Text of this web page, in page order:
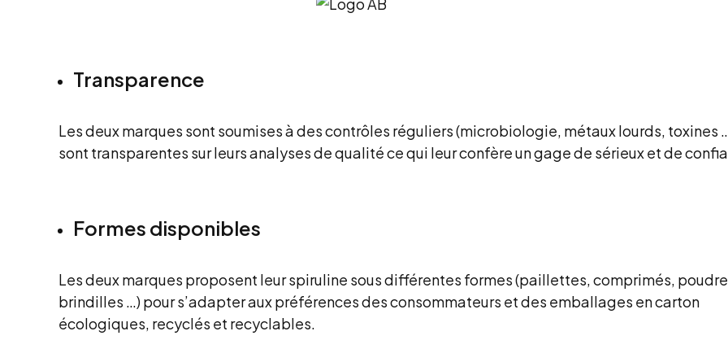
Transparence
Les deux marques sont soumises à des contrôles réguliers (microbiologie, métaux lourds, toxines
sont transparentes sur leurs analyses de qualité ce qui leur confère un gage de sérieux et de
Formes disponibles
Les deux marques proposent leur spiruline sous différentes formes (paillettes, comprimés,
brindilles …) pour s’adapter aux préférences des consommateurs et des emballages en carton
écologiques, recyclés et recyclables.